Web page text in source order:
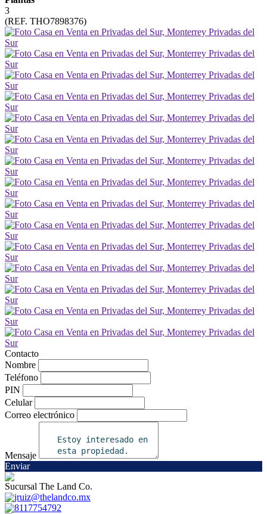
3
(REF. THO7898376)
Contacto
Nombre
Teléfono
PIN
Celular
Correo electrónico
Mensaje
Enviar
Sucursal The Land Co.
jruiz@thelandco.mx
8117754792